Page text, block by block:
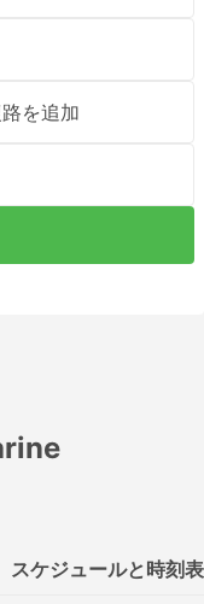
を追加
スケジュールと時刻表